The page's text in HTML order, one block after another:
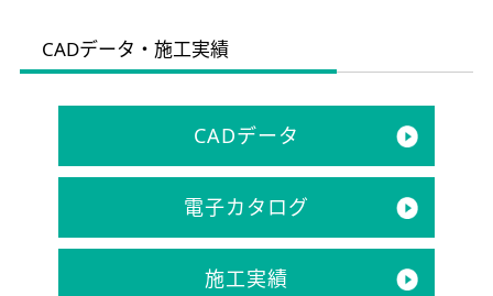
CADデータ・施工実績
CADデータ
電子カタログ
施工実績